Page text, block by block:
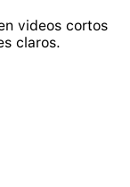
videos cortos
claros.